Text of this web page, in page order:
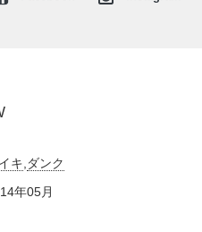
キ ダンク
年05月